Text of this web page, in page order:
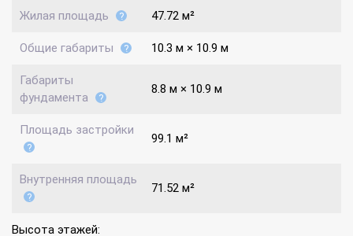
Жилая площадь 47.72 м²
Общие габариты 10.3 м × 10.9 м
Габариты
фундамента
8.8 м × 10.9 м
Площадь застройки
99.1 м²
Внутренняя площадь
71.52 м²
Высота этажей: